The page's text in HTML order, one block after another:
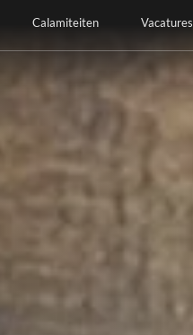
Calamiteiten Vacatures